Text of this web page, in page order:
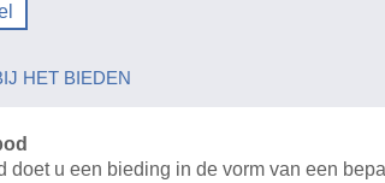
HET BIEDEN
doet u een bieding in de vorm van een